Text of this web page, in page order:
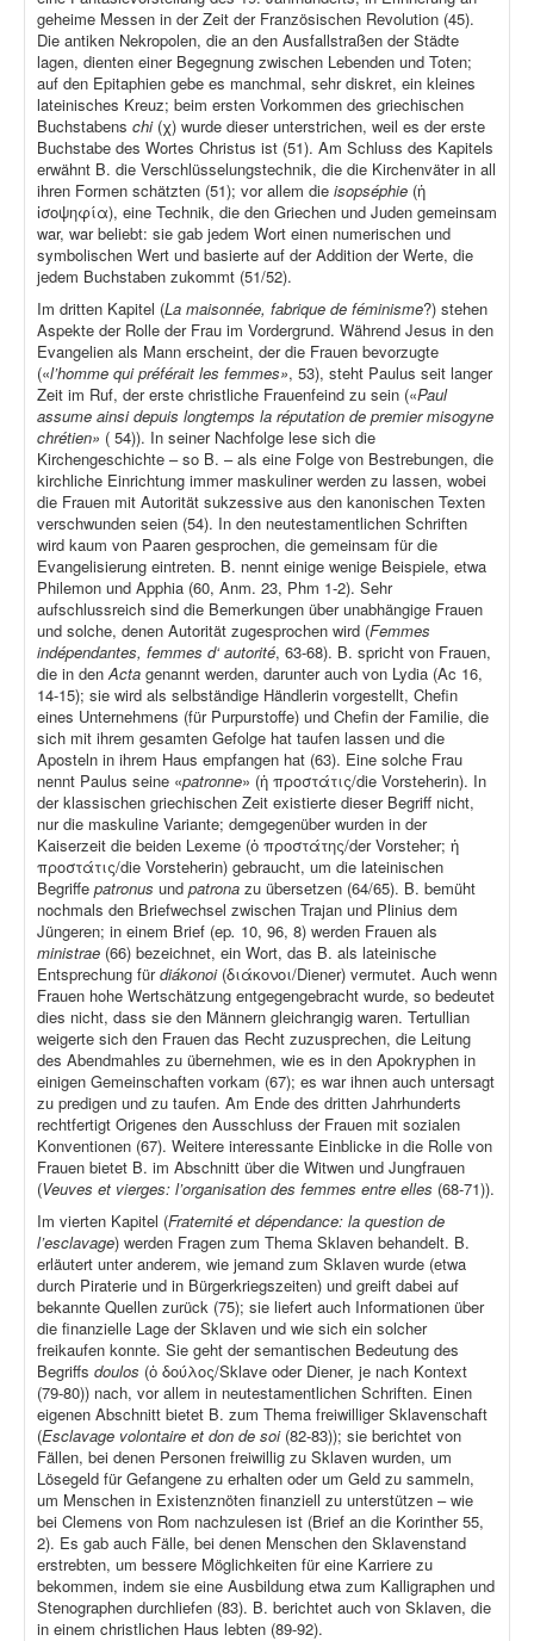
geheime Messen in der Zeit der Französischen Revolution (45).
Die antiken Nekropolen, die an den Ausfallstraßen der Städte
lagen, dienten einer Begegnung zwischen Lebenden und Toten;
auf den Epitaphien gebe es manchmal, sehr diskret, ein kleines
lateinisches Kreuz; beim ersten Vorkommen des griechischen
Buchstabens chi (χ) wurde dieser unterstrichen, weil es der erste
Buchstabe des Wortes Christus ist (51). Am Schluss des Kapitels
erwähnt B. die Verschlüsselungstechnik, die die Kirchenväter in all
ihren Formen schätzten (51); vor allem die isopséphie (ἡ
ἰσοψηφία), eine Technik, die den Griechen und Juden gemeinsam
war, war beliebt: sie gab jedem Wort einen numerischen und
symbolischen Wert und basierte auf der Addition der Werte, die
jedem Buchstaben zukommt (51/52).
Im dritten Kapitel (La maisonnée, fabrique de féminisme?) stehen
Aspekte der Rolle der Frau im Vordergrund. Während Jesus in den
Evangelien als Mann erscheint, der die Frauen bevorzugte
(«l’homme qui préférait les femmes», 53), steht Paulus seit langer
Zeit im Ruf, der erste christliche Frauenfeind zu sein («Paul
assume ainsi depuis longtemps la réputation de premier misogyne
chrétien» ( 54)). In seiner Nachfolge lese sich die
Kirchengeschichte – so B. – als eine Folge von Bestrebungen, die
kirchliche Einrichtung immer maskuliner werden zu lassen, wobei
die Frauen mit Autorität sukzessive aus den kanonischen Texten
verschwunden seien (54). In den neutestamentlichen Schriften
wird kaum von Paaren gesprochen, die gemeinsam für die
Evangelisierung eintreten. B. nennt einige wenige Beispiele, etwa
Philemon und Apphia (60, Anm. 23, Phm 1-2). Sehr
aufschlussreich sind die Bemerkungen über unabhängige Frauen
und solche, denen Autorität zugesprochen wird (Femmes
indépendantes, femmes d‘ autorité, 63-68). B. spricht von Frauen,
die in denActa genannt werden, darunter auch von Lydia (Ac 16,
14-15); sie wird als selbständige Händlerin vorgestellt, Chefin
eines Unternehmens (für Purpurstoffe) und Chefin der Familie, die
sich mit ihrem gesamten Gefolge hat taufen lassen und die
Aposteln in ihrem Haus empfangen hat (63). Eine solche Frau
nennt Paulus seine «patronne» (ἡ προστάτις/die Vorsteherin). In
der klassischen griechischen Zeit existierte dieser Begriff nicht,
nur die maskuline Variante; demgegenüber wurden in der
Kaiserzeit die beiden Lexeme (ὁ προστάτης/der Vorsteher; ἡ
προστάτις/die Vorsteherin) gebraucht, um die lateinischen
Begriffe patronus und patrona zu übersetzen (64/65). B. bemüht
nochmals den Briefwechsel zwischen Trajan und Plinius dem
Jüngeren; in einem Brief (ep. 10, 96, 8) werden Frauen als
ministrae (66) bezeichnet, ein Wort, das B. als lateinische
Entsprechung fürdiákonoi (διάκονοι/Diener) vermutet. Auch wenn
Frauen hohe Wertschätzung entgegengebracht wurde, so bedeutet
dies nicht, dass sie den Männern gleichrangig waren. Tertullian
weigerte sich den Frauen das Recht zuzusprechen, die Leitung
des Abendmahles zu übernehmen, wie es in den Apokryphen in
einigen Gemeinschaften vorkam (67); es war ihnen auch untersagt
zu predigen und zu taufen. Am Ende des dritten Jahrhunderts
rechtfertigt Origenes den Ausschluss der Frauen mit sozialen
Konventionen (67). Weitere interessante Einblicke in die Rolle von
Frauen bietet B. im Abschnitt über die Witwen und Jungfrauen
(Veuves et vierges: l’organisation des femmes entre elles (68-71)).
Im vierten Kapitel (Fraternité et dépendance: la question de
l’esclavage) werden Fragen zum Thema Sklaven behandelt. B.
erläutert unter anderem, wie jemand zum Sklaven wurde (etwa
durch Piraterie und in Bürgerkriegszeiten) und greift dabei auf
bekannte Quellen zurück (75); sie liefert auch Informationen über
die finanzielle Lage der Sklaven und wie sich ein solcher
freikaufen konnte. Sie geht der semantischen Bedeutung des
Begriffs doulos (ὁ δούλος/Sklave oder Diener, je nach Kontext
(79-80)) nach, vor allem in neutestamentlichen Schriften. Einen
eigenen Abschnitt bietet B. zum Thema freiwilliger Sklavenschaft
(Esclavage volontaire et don de soi(82-83)); sie berichtet von
Fällen, bei denen Personen freiwillig zu Sklaven wurden, um
Lösegeld für Gefangene zu erhalten oder um Geld zu sammeln,
um Menschen in Existenznöten finanziell zu unterstützen – wie
bei Clemens von Rom nachzulesen ist (Brief an die Korinther 55,
2). Es gab auch Fälle, bei denen Menschen den Sklavenstand
erstrebten, um bessere Möglichkeiten für eine Karriere zu
bekommen, indem sie eine Ausbildung etwa zum Kalligraphen und
Stenographen durchliefen (83). B. berichtet auch von Sklaven, die
in einem christlichen Haus lebten (89-92).